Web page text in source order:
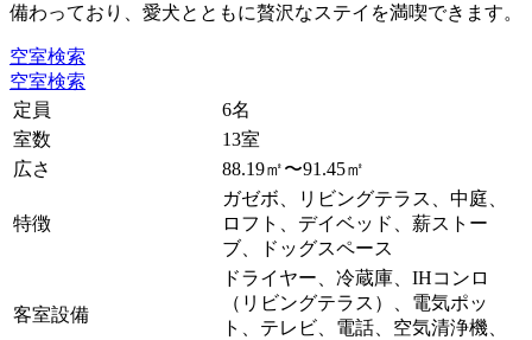
備わっており、愛犬とともに贅沢なステイを満喫できます。
空室検索
空室検索
定員
6名
室数
13室
広さ
88.19㎡〜91.45㎡
特徴
ガゼボ、リビングテラス、中庭、
ロフト、デイベッド、薪ストー
ブ、ドッグスペース
客室設備
ドライヤー、冷蔵庫、IHコンロ
（リビングテラス）、電気ポッ
ト、テレビ、電話、空気清浄機、